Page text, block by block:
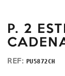
P. 2
REF: PU5872CH